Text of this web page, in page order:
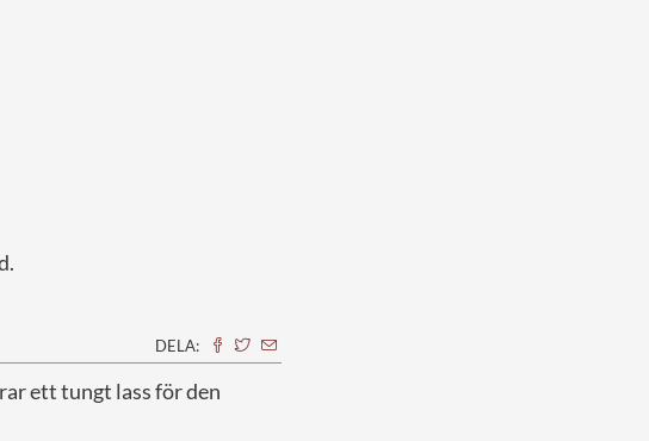
DELA:
ett tungt lass för den